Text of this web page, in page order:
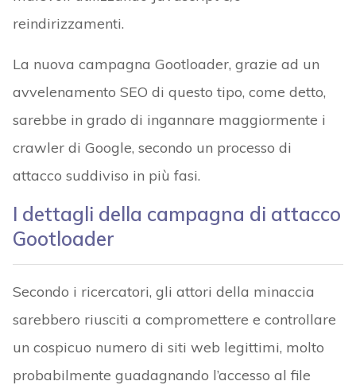
reindirizzamenti.
La nuova campagna Gootloader, grazie ad un
avvelenamento SEO di questo tipo, come detto,
sarebbe in grado di ingannare maggiormente i
crawler di Google, secondo un processo di
attacco suddiviso in più fasi.
I dettagli della campagna di attacco
Gootloader
Secondo i ricercatori, gli attori della minaccia
sarebbero riusciti a compromettere e controllare
un cospicuo numero di siti web legittimi, molto
probabilmente guadagnando l’accesso al file